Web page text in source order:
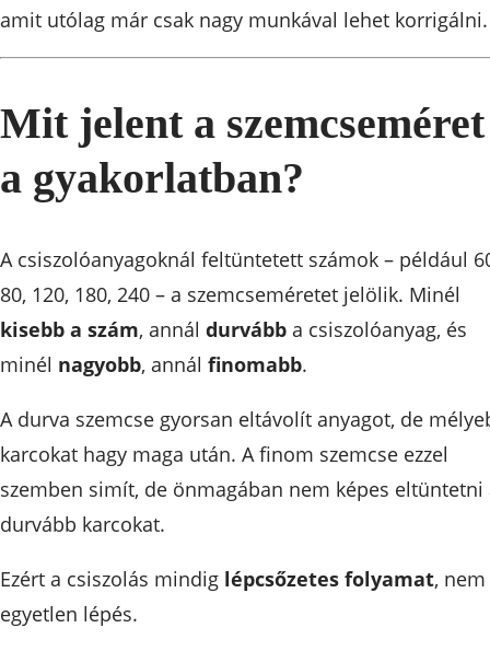
amit utólag már csak nagy munkával lehet korrigálni.
Mit jelent a szemcseméret
a gyakorlatban?
A csiszolóanyagoknál feltüntetett számok – például
80, 120, 180, 240 – a szemcseméretet jelölik. Minél
kisebb a szám, annál durvább a csiszolóanyag, és
minél nagyobb, annál finomabb.
A durva szemcse gyorsan eltávolít anyagot, de
karcokat hagy maga után. A finom szemcse ezzel
szemben simít, de önmagában nem képes eltüntetni
durvább karcokat.
Ezért a csiszolás mindig lépcsőzetes folyamat, nem
egyetlen lépés.